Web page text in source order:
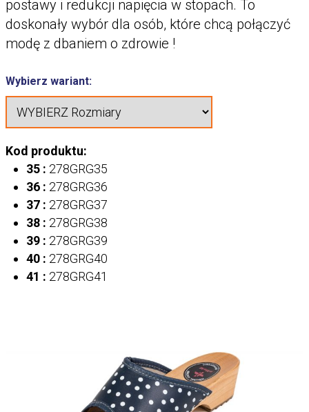
postawy i redukcji napięcia w stopach. To
doskonały wybór dla osób, które chcą połączyć
modę z dbaniem o zdrowie !
Wybierz wariant:
Kod produktu:
35 : 278GRG35
36 : 278GRG36
37 : 278GRG37
38 : 278GRG38
39 : 278GRG39
40 : 278GRG40
41 : 278GRG41